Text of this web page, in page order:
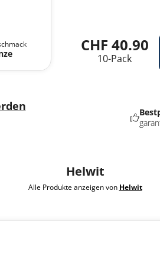
CHF 40.90
10-Pack
Helwit
Alle Produkte anzeigen von Helwit